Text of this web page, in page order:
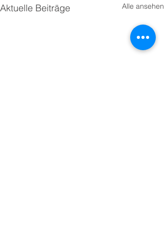
Aktuelle Beiträge Alle ansehen